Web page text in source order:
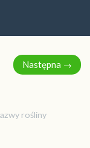
Następna →
rośliny